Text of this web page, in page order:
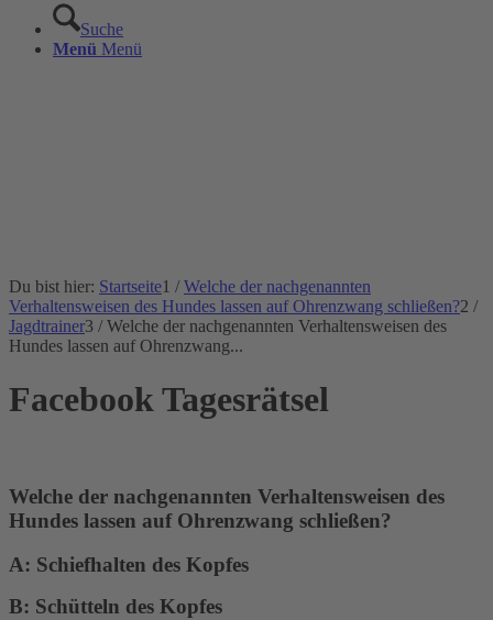
Suche
Menü Menü
Du bist hier: Startseite1 / Welche der nachgenannten
Verhaltensweisen des Hundes lassen auf Ohrenzwang schließen?2 /
Jagdtrainer3 / Welche der nachgenannten Verhaltensweisen des
Hundes lassen auf Ohrenzwang...
Facebook Tagesrätsel
Welche der nachgenannten Verhaltensweisen des
Hundes lassen auf Ohrenzwang schließen?
A: Schiefhalten des Kopfes
B: Schütteln des Kopfes